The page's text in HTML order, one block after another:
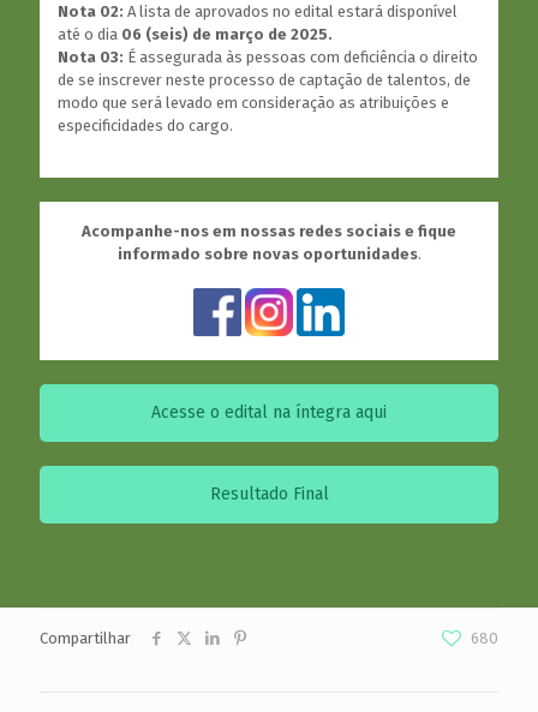
Nota 02: A lista de aprovados no edital estará disponível
até o dia 06 (seis) de março de 2025.
Nota 03: É assegurada às pessoas com deficiência o direito
de se inscrever neste processo de captação de talentos, de
modo que será levado em consideração as atribuições e
especificidades do cargo.
Acompanhe-nos em nossas redes sociais e fique
informado sobre novas oportunidades.
Acesse o edital na íntegra aqui
Resultado Final
Compartilhar 680